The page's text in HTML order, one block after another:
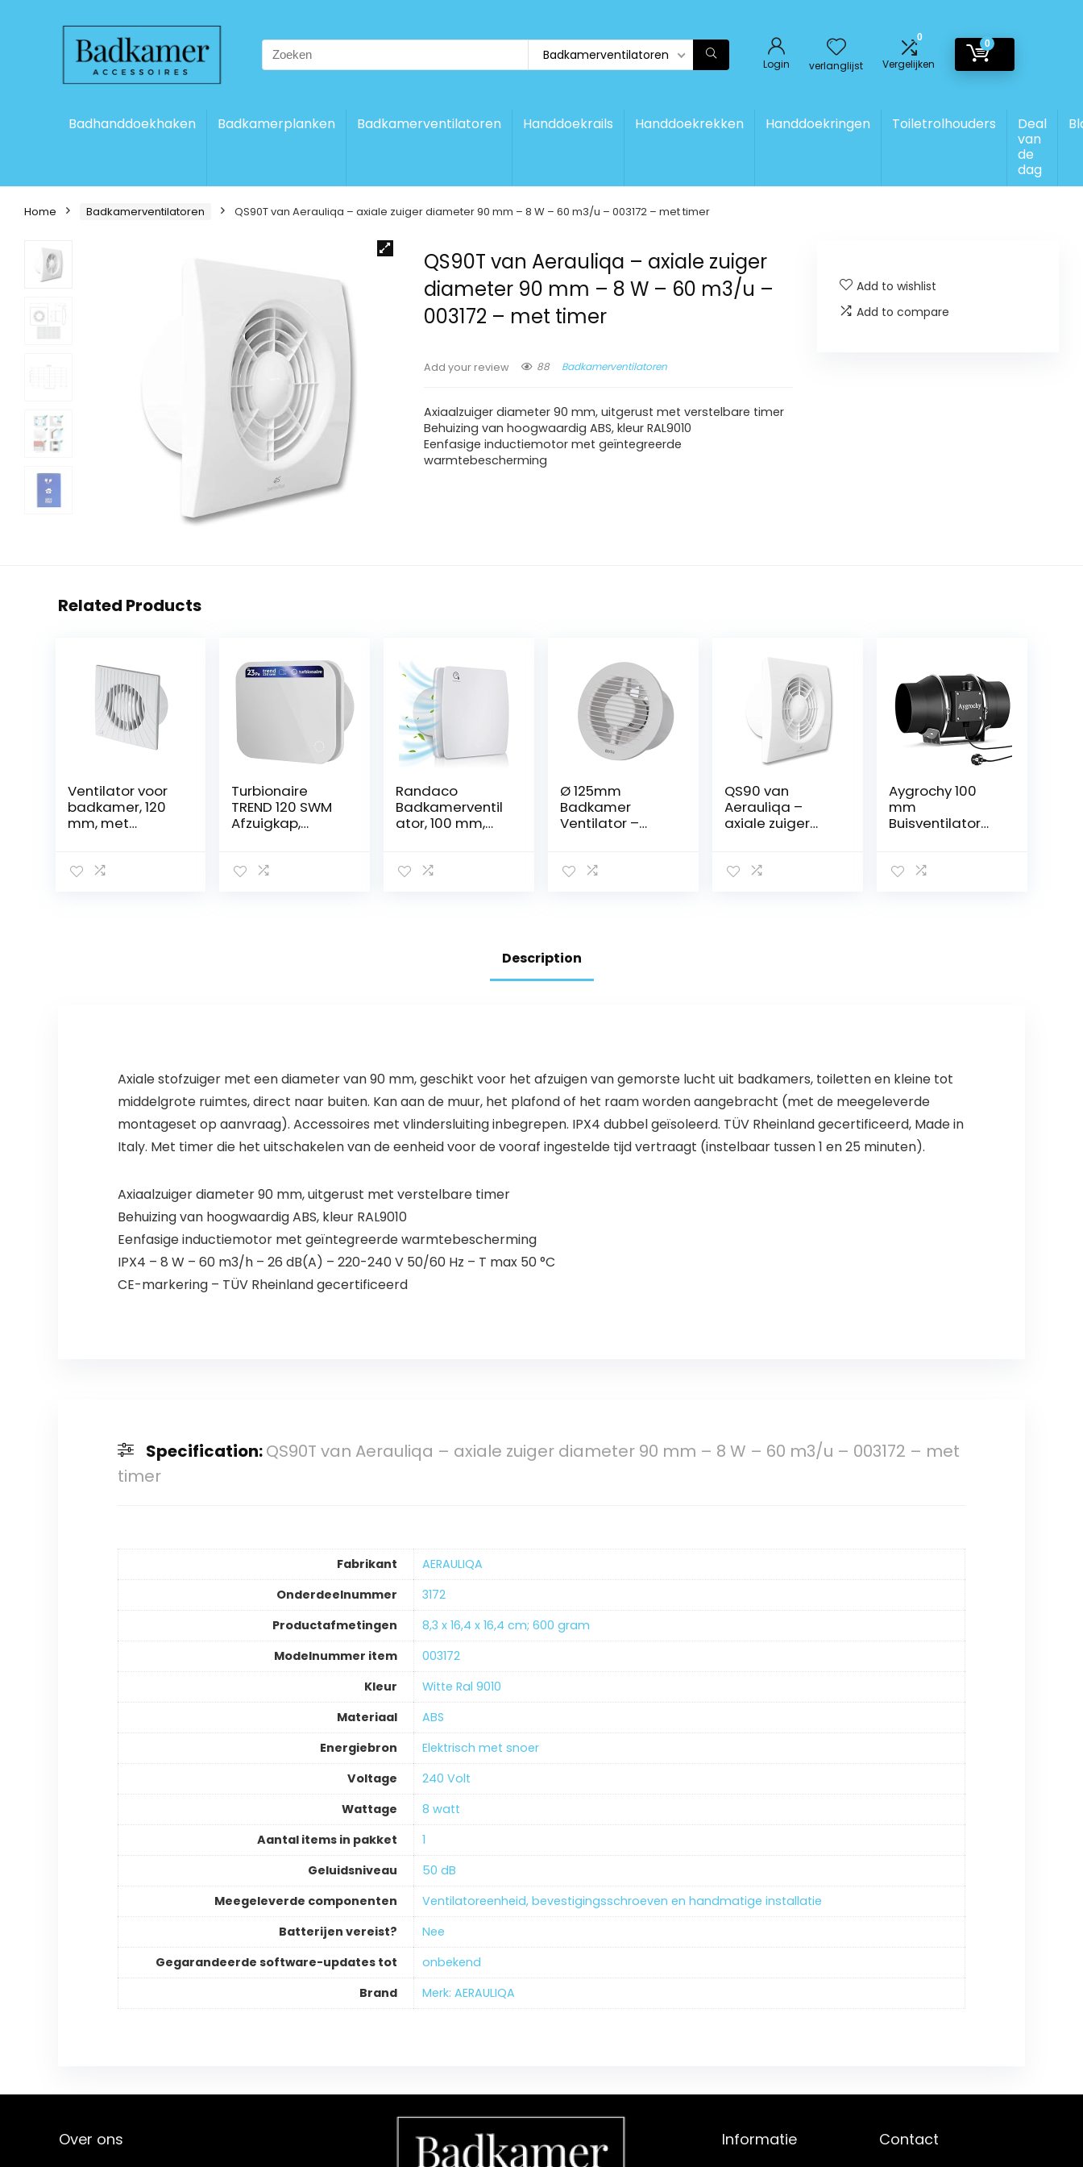
Search
for:
Badkamerventilatoren
Login verlanglijst
0
Vergelijken
0
Badhanddoekhaken Badkamerplanken Badkamerventilatoren Handdoekrails Handdoekrekken Handdoekringen Toiletrolhouders
Deal
van
de
dag
Home Badkamerventilatoren QS90T van Aerauliqa – axiale zuiger diameter 90 mm – 8 W – 60 m3/u – 003172 – met timer
QS90T van Aerauliqa – axiale zuiger
diameter 90 mm – 8 W – 60 m3/u –
003172 – met timer
Add your review 88 Badkamerventilatoren
Axiaalzuiger diameter 90 mm, uitgerust met verstelbare timer
Behuizing van hoogwaardig ABS, kleur RAL9010
Eenfasige inductiemotor met geïntegreerde
warmtebescherming
Add to wishlist
Add to compare
Related Products
Ventilator voor
badkamer, 120
mm, met
Turbionaire
TREND 120 SWM
Afzuigkap,
Badkamer,
Randaco
Badkamerventil
ator, 100 mm,
afvoerventilator,
voor badkamer,
toilet, keuken, wit
Ø 125mm
Badkamer
Ventilator –
–
Garage, Toilet
QS90 van
Aerauliqa –
axiale zuiger
m³/h – code
Aygrochy 100
mm
Buisventilator
uitlaatventilator
lator.
Description
Axiale stofzuiger met een diameter van 90 mm, geschikt voor het afzuigen van gemorste lucht uit badkamers, toiletten en kleine tot
middelgrote ruimtes, direct naar buiten. Kan aan de muur, het plafond of het raam worden aangebracht (met de meegeleverde
montageset op aanvraag). Accessoires met vlindersluiting inbegrepen. IPX4 dubbel geïsoleerd. TÜV Rheinland gecertificeerd, Made in
Italy. Met timer die het uitschakelen van de eenheid voor de vooraf ingestelde tijd vertraagt (instelbaar tussen 1 en 25 minuten).
Axiaalzuiger diameter 90 mm, uitgerust met verstelbare timer
Behuizing van hoogwaardig ABS, kleur RAL9010
Eenfasige inductiemotor met geïntegreerde warmtebescherming
IPX4 – 8 W – 60 m3/h – 26 dB(A) – 220-240 V 50/60 Hz – T max 50 °C
CE-markering – TÜV Rheinland gecertificeerd
Specification:QS90T van Aerauliqa – axiale zuiger diameter 90 mm – 8 W – 60 m3/u – 003172 – met
timer
Fabrikant
‎AERAULIQA
Onderdeelnummer
‎3172
Productafmetingen
‎8,3 x 16,4 x 16,4 cm; 600 gram
Modelnummer item
‎003172
Kleur
‎Witte Ral 9010
Materiaal
‎ABS
Energiebron
‎Elektrisch met snoer
Voltage
‎240 Volt
Wattage
‎8 watt
Aantal items in pakket
‎1
Geluidsniveau
‎50 dB
Meegeleverde componenten
‎Ventilatoreenheid, bevestigingsschroeven en handmatige installatie
Batterijen vereist?
‎Nee
Gegarandeerde software-updates tot
‎onbekend
Brand
Merk: AERAULIQA
Over ons Informatie Contact